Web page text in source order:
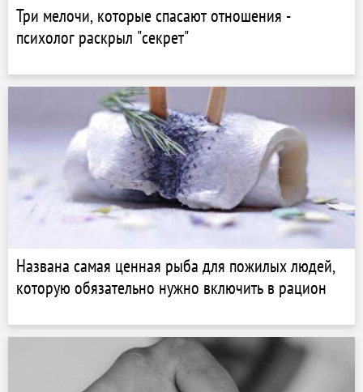
Три мелочи, которые спасают отношения -
психолог раскрыл "секрет"
Названа самая ценная рыба для пожилых людей,
которую обязательно нужно включить в рацион